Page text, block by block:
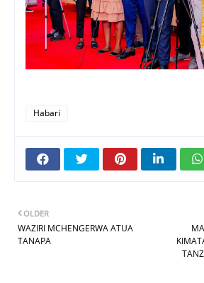
Habari
OLDER
WAZIRI MCHENGERWA ATUA
TANAPA